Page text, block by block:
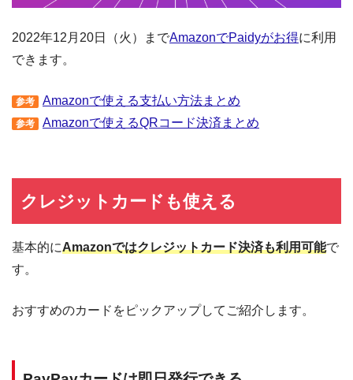
2022年12月20日（火）までAmazonでPaidyがお得に利用
できます。
参考 Amazonで使える支払い方法まとめ
参考 Amazonで使えるQRコード決済まとめ
クレジットカードも使える
基本的にAmazonではクレジットカード決済も利用可能で
す。
おすすめのカードをピックアップしてご紹介します。